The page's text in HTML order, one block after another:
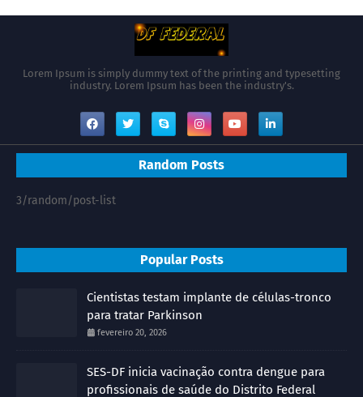
Lorem Ipsum is simply dummy text of the printing and typesetting
industry. Lorem Ipsum has been the industry's.
Random Posts
3/random/post-list
Popular Posts
Cientistas testam implante de células-tronco
para tratar Parkinson
fevereiro 20, 2026
SES-DF inicia vacinação contra dengue para
profissionais de saúde do Distrito Federal